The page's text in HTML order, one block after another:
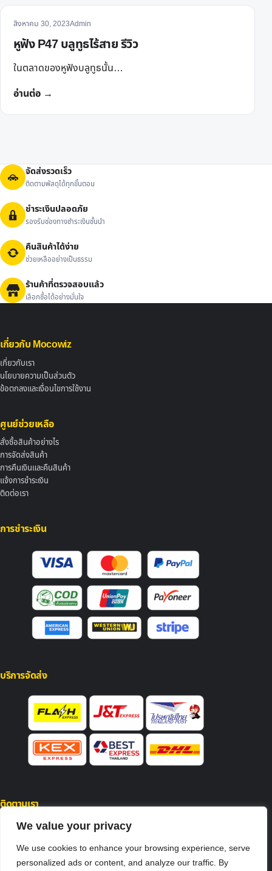
We value your privacy
We use cookies to enhance your browsing experience, serve
personalized ads or content, and analyze our traffic. By
สิงหาคม 30, 2023Admin
หูฟัง P47 บลูทูธไร้สาย รีวิว
ในตลาดของหูฟังบลูทูธนั้น…
อ่านต่อ →
จัดส่งรวดเร็ว
ติดตามพัสดุได้ทุกขั้นตอน
ชำระเงินปลอดภัย
รองรับช่องทางชำระเงินชั้นนำ
คืนสินค้าได้ง่าย
ช่วยเหลืออย่างเป็นธรรม
ร้านค้าที่ตรวจสอบแล้ว
เลือกซื้อได้อย่างมั่นใจ
เกี่ยวกับ Mocowiz
เกี่ยวกับเรา
นโยบายความเป็นส่วนตัว
ข้อตกลงและเงื่อนไขการใช้งาน
ศูนย์ช่วยเหลือ
สั่งซื้อสินค้าอย่างไร
การจัดส่งสินค้า
การคืนเงินและคืนสินค้า
แจ้งการชำระเงิน
ติดต่อเรา
การชำระเงิน
บริการจัดส่ง
ติดตามเรา
Facebook
LINE
YouTube